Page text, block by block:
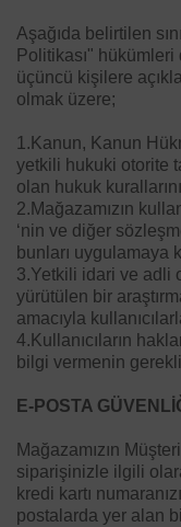
Aşağıda belirtilen
Politikası" hükümleri
üçüncü kişilere
olmak üzere;
1.Kanun, Kanun
yetkili hukuki otorite
olan hukuk
2.Mağazamızın
‘nin ve diğer
bunları uygulamaya
3.Yetkili idari ve adli
yürütülen bir
amacıyla
4.Kullanıcıların
bilgi vermenin
E-POSTA
Mağazamızın
siparişinizle ilgili
kredi kartı
postalarda yer alan